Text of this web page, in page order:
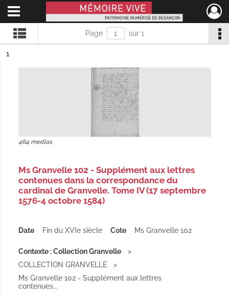
Mémoire Vive patrimoine numérisé de Besançon
Ouvrir le menu déroulant
Page sur 1
n°
1
464 medias
Ms Granvelle 102 - Supplément aux lettres
contenues dans la correspondance du
cardinal de Granvelle. Tome IV (17 septembre
1576-4 octobre 1584)
Date Fin du XVIe siècle Cote Ms Granvelle 102
Contexte : Collection Granvelle
COLLECTION GRANVELLE
Ms Granvelle 102 - Supplément aux lettres
contenues...